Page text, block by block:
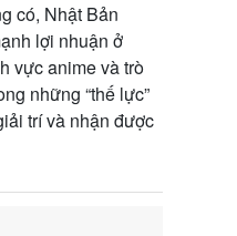
có, Nhật Bản
lợi nhuận ở
vực anime và trò
những “thế lực”
trí và nhận được